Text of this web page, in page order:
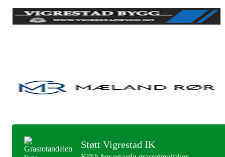
Støtt Vigrestad IK